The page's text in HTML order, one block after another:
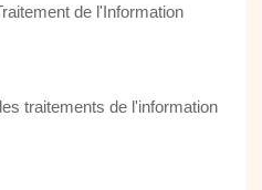
de l'Information
traitements de l'information